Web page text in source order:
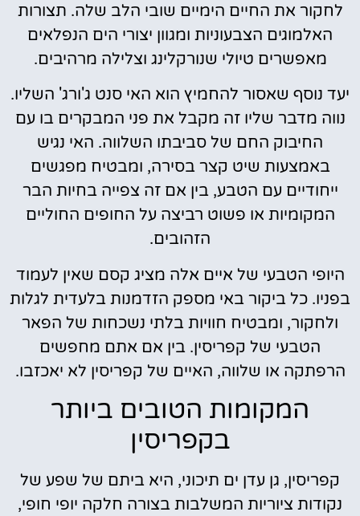
לחקור את החיים הימיים שובי הלב שלה. תצורות
האלמוגים הצבעוניות ומגוון יצורי הים הנפלאים
מאפשרים טיולי שנורקלינג וצלילה מרהיבים.
יעד נוסף שאסור להחמיץ הוא האי סנט ג'ורג' השליו.
נווה מדבר שליו זה מקבל את פני המבקרים בו עם
החיבוק החם של סביבתו השלווה. האי נגיש
באמצעות שיט קצר בסירה, ומבטיח מפגשים
ייחודיים עם הטבע, בין אם זה צפייה בחיות הבר
המקומיות או פשוט רביצה על החופים החוליים
הזהובים.
היופי הטבעי של איים אלה מציג קסם שאין לעמוד
בפניו. כל ביקור באי מספק הזדמנות בלעדית לגלות
ולחקור, ומבטיח חוויות בלתי נשכחות של הפאר
הטבעי של קפריסין. בין אם אתם מחפשים
הרפתקה או שלווה, האיים של קפריסין לא יאכזבו.
המקומות הטובים ביותר
בקפריסין
קפריסין, גן עדן ים תיכוני, היא ביתם של שפע של
נקודות ציוריות המשלבות בצורה חלקה יופי חופי,